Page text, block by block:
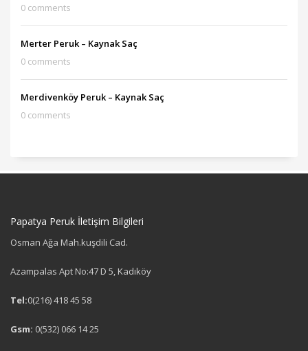
0 comments
Merter Peruk – Kaynak Saç
0 comments
Merdivenköy Peruk – Kaynak Saç
0 comments
Papatya Peruk İletişim Bilgileri
Osman Ağa Mah.kuşdili Cad.
Azampalas Apt No:47 D 5, Kadıköy
Tel:0(216) 418 45 58
Gsm: 0(532) 066 14 25